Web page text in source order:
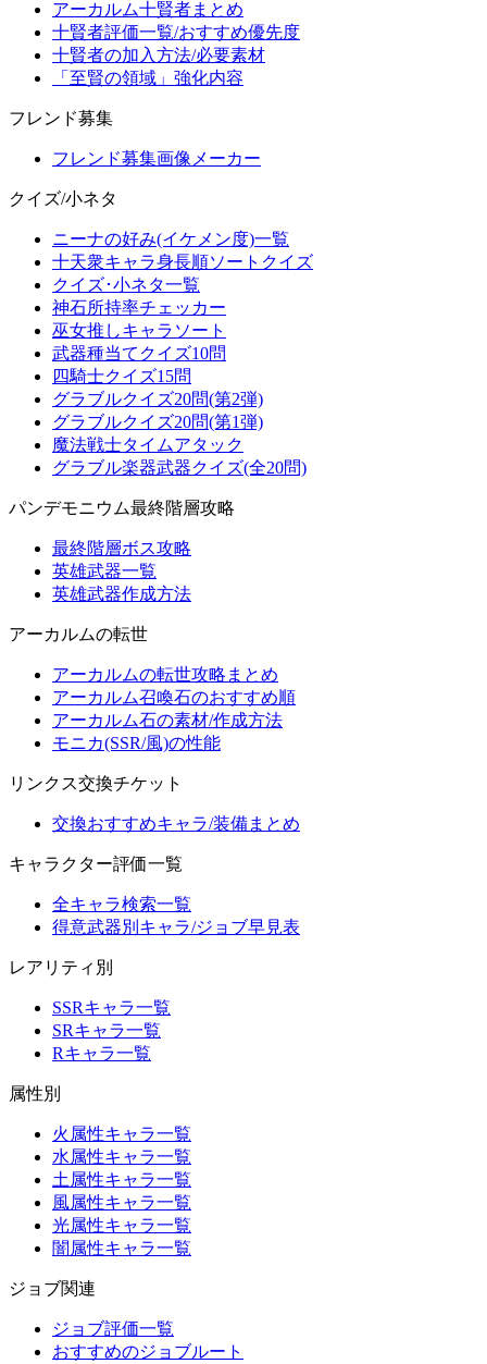
アーカルム十賢者まとめ
十賢者評価一覧/おすすめ優先度
十賢者の加入方法/必要素材
「至賢の領域」強化内容
フレンド募集
フレンド募集画像メーカー
クイズ/小ネタ
ニーナの好み(イケメン度)一覧
十天衆キャラ身長順ソートクイズ
クイズ･小ネタ一覧
神石所持率チェッカー
巫女推しキャラソート
武器種当てクイズ10問
四騎士クイズ15問
グラブルクイズ20問(第2弾)
グラブルクイズ20問(第1弾)
魔法戦士タイムアタック
グラブル楽器武器クイズ(全20問)
パンデモニウム最終階層攻略
最終階層ボス攻略
英雄武器一覧
英雄武器作成方法
アーカルムの転世
アーカルムの転世攻略まとめ
アーカルム召喚石のおすすめ順
アーカルム石の素材/作成方法
モニカ(SSR/風)の性能
リンクス交換チケット
交換おすすめキャラ/装備まとめ
キャラクター評価一覧
全キャラ検索一覧
得意武器別キャラ/ジョブ早見表
レアリティ別
SSRキャラ一覧
SRキャラ一覧
Rキャラ一覧
属性別
火属性キャラ一覧
水属性キャラ一覧
土属性キャラ一覧
風属性キャラ一覧
光属性キャラ一覧
闇属性キャラ一覧
ジョブ関連
ジョブ評価一覧
おすすめのジョブルート